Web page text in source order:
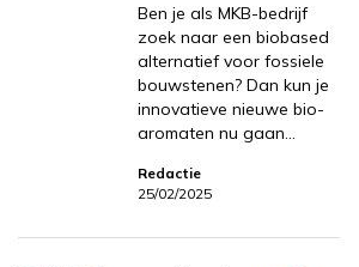
Ben je als MKB-bedrijf
zoek naar een biobased
alternatief voor fossiele
bouwstenen? Dan kun je
innovatieve nieuwe bio-
aromaten nu gaan…
Redactie
25/02/2025